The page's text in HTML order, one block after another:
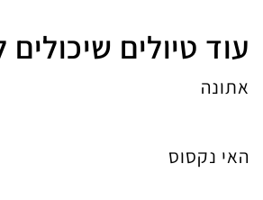
עוד טיולים שיכולים
אתונה
האי נקסוס